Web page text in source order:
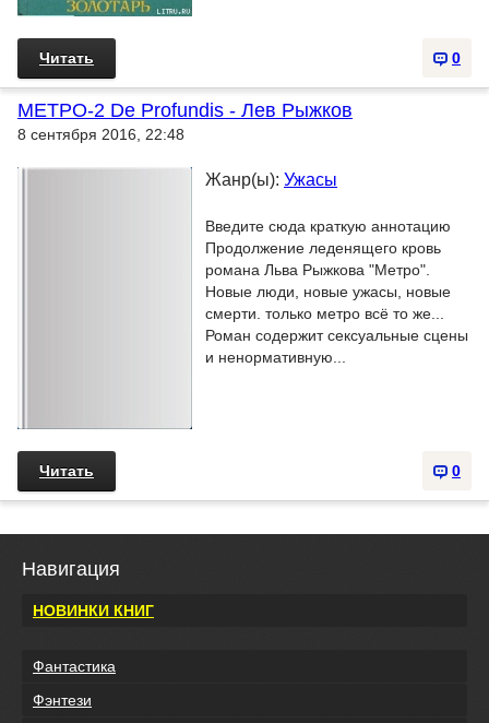
0
Читать
МЕТРО-2 De Profundis - Лев Рыжков
8 сентября 2016, 22:48
Жанр(ы): Ужасы
Введите сюда краткую аннотацию
Продолжение леденящего кровь
романа Льва Рыжкова "Метро".
Новые люди, новые ужасы, новые
смерти. только метро всё то же...
Роман содержит сексуальные сцены
и ненормативную...
0
Читать
Навигация
НОВИНКИ КНИГ
Фантастика
Фэнтези